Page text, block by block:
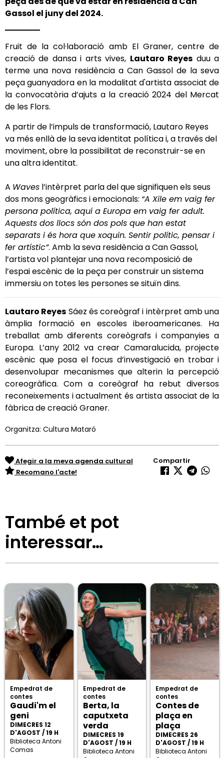
Gassol el juny del 2024.
Fruit de la col·laboració amb El Graner, centre de
creació de dansa i arts vives, Lautaro Reyes duu a
terme una nova residència a Can Gassol de la seva
peça guanyadora en la modalitat d'artista associat de
la convocatòria d’ajuts a la creació 2024 del Mercat
de les Flors.
A partir de l’impuls de transformació, Lautaro Reyes
va més enllà de la seva identitat política i, a través del
moviment, obre la possibilitat de reconstruir-se en
una altra identitat.
A Waves l’intèrpret parla del que signifiquen els seus
dos mons geogràfics i emocionals: “A Xile em vaig fer
persona política, aquí a Europa em vaig fer adult.
Aquests dos llocs són dos pols que han estat
separats i és hora que xoquin. Sentir polític, pensar i
fer artístic”. Amb la seva residència a Can Gassol,
l’artista vol plantejar una nova recomposició de
l’espai escènic de la peça per construir un sistema
immersiu on totes les persones se situïn dins.
Lautaro Reyes Sáez és coreògraf i intèrpret amb una
àmplia formació en escoles iberoamericanes. Ha
treballat amb diferents coreògrafs i companyies a
Europa. L’any 2012 va crear Camaralucida, projecte
escènic que posa el focus d’investigació en trobar i
desenvolupar mecanismes que alterin la percepció
coreogràfica. Com a coreògraf ha rebut diversos
reconeixements i actualment és artista associat de la
fàbrica de creació Graner.
Organitza: Cultura Mataró
Afegir a la meva agenda cultural
Recomano l'acte!
Compartir
També et pot
interessar…
Empedrat de
contes
Gaudi'm el
geni
DIMECRES 12
D'AGOST / 19 H
Biblioteca Antoni
Comas
Empedrat de
contes
Berta, la
caputxeta
verda
DIMECRES 19
D'AGOST / 19 H
Biblioteca Antoni
Empedrat de
contes
Contes de
plaça en
plaça
DIMECRES 26
D'AGOST / 19 H
Biblioteca Antoni